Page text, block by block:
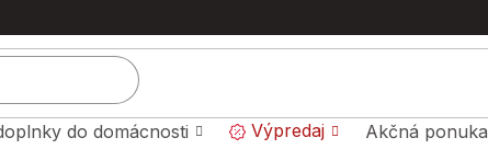
do domácnosti Výpredaj Akčná ponuka